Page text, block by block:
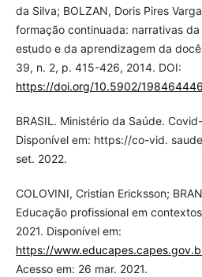
da Silva; BOLZAN, Doris Pires
formação continuada: narrativas
estudo e da aprendizagem da
39, n. 2, p. 415-426, 2014. DOI:
https://doi.org/10.5902/
BRASIL. Ministério da Saúde.
Disponível em: https://co-vid.
set. 2022.
COLOVINI, Cristian Ericksson;
Educação profissional em
2021. Disponível em:
https://
Acesso em: 26 mar. 2021.